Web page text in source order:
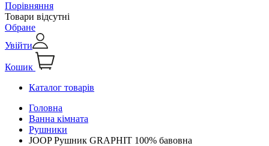
Порівняння
Товари відсутні
Обране
Увійти
Кошик
Каталог товарів
Головна
Ванна кімната
Рушники
JOOP Рушник GRAPHIT 100% бавовна